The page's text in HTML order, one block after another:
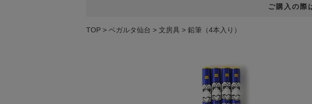
ご購入の際
TOP ベガルタ仙台 文房具 鉛筆（4本入り）